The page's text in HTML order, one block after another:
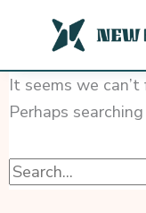
content
It seems we
Perhaps
Search